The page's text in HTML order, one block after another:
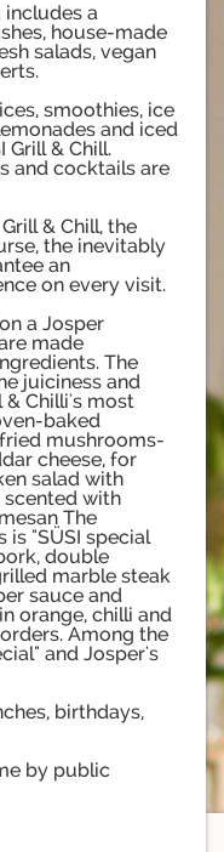
includes a
house-made
salads, vegan
smoothies, ice
and iced
Grill & Chill.
and cocktails are
& Chill, the
the inevitably
an
on every visit.
a Josper
made
The
juiciness and
& Chilli's most
baked
mushrooms-
cheese, for
salad with
scented with
The
"SÜSI special
double
marble steak
sauce and
orange, chilli and
Among the
and Josper's
birthdays,
by public